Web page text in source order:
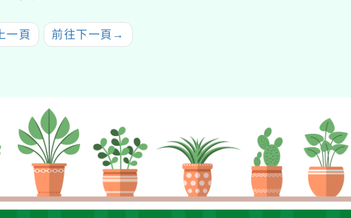
一頁 前往下一頁 →